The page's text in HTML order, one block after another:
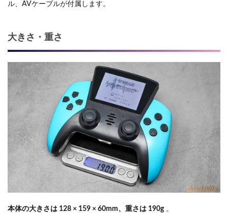
ル、AVケーブルが付属します。
大きさ・重さ
本体の大きさは 128 × 159 × 60mm、重さは 190g。